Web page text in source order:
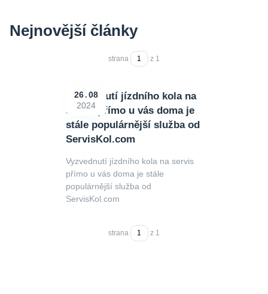
Nejnovější články
strana z 1
Vyzvednutí jízdního kola na
servis přímo u vás doma je
stále populárnější služba od
ServisKol.com
26 08
2024
Vyzvednutí jízdního kola na servis
přímo u vás doma je stále
populárnější služba od
ServisKol.com
strana z 1